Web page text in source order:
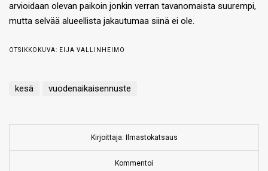
arvioidaan olevan paikoin jonkin verran tavanomaista suurempi,
mutta selvää alueellista jakautumaa siinä ei ole.
OTSIKKOKUVA: EIJA VALLINHEIMO
kesä vuodenaikaisennuste
Kirjoittaja: Ilmastokatsaus
Kommentoi